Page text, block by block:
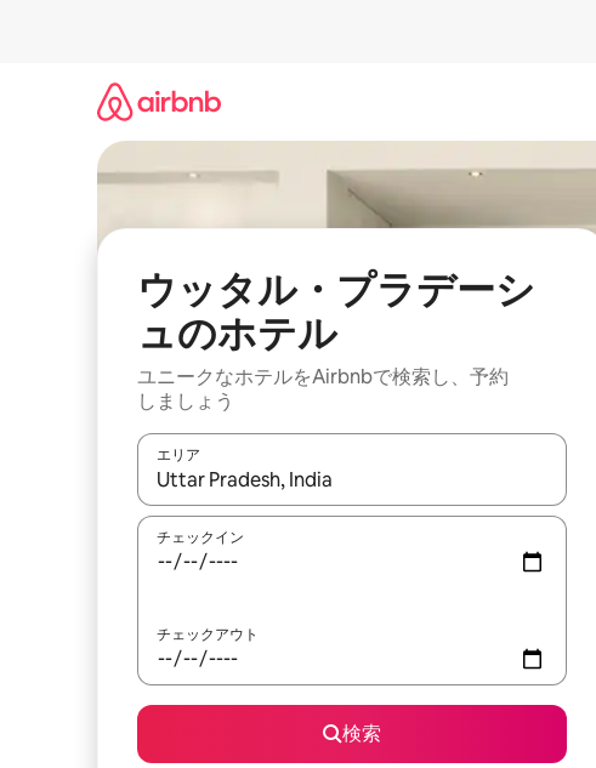
ウッタル・プラデーシ
ュのホ⁠テ⁠ル
ユニークなホ⁠テ⁠ル⁠をAirbnb⁠で検⁠索⁠し⁠、予⁠約
し⁠ま⁠し⁠ょ⁠う
エリア
検索結果が表示されたら、上下の矢印キーを使って移動
チェックイン
チェックアウト
検索